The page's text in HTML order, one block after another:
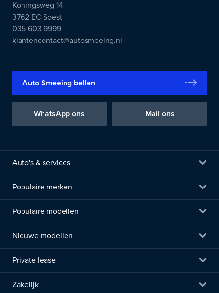
Koningsweg 14
3762 EC Soest
035 603 9999
klantencontact@autosmeeing.nl
Auto Smeeing bellen
WhatsApp ons Mail ons
Auto's & services
Populaire merken
Populaire modellen
Nieuwe modellen
Private lease
Zakelijk